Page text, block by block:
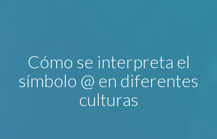
Cómo se interpreta el
símbolo @ en diferentes
culturas